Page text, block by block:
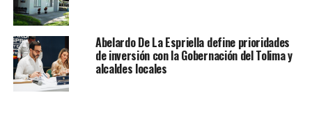
Abelardo De La Espriella define prioridades
de inversión con la Gobernación del Tolima y
alcaldes locales